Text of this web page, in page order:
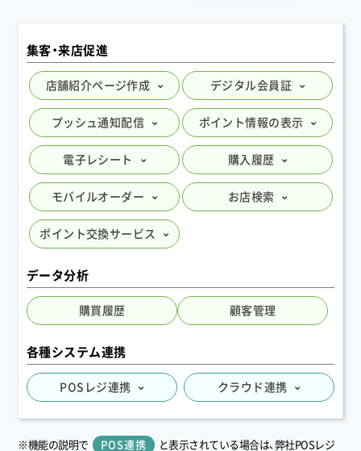
しました。
2025.11
レアル 星ヶ丘店様のサービスがスタートしました。
2025.11
レアル grande（グランデ）様のサービスがスタート
しました。
2025.11
ドライヘッドスパ専門店癒しーぷ立川店様のサービ
スがスタートしました。
新潟おむすび ゆかり様のサービスがスタートしまし
た。
2025.11
ました。
2025.11
Sake Bank HIROSHIMA様のサービスがスタートし
2025.11
集客・来店促進
店舗紹介ページ作成 デジタル会員証
プッシュ通知配信 ポイント情報の表示
電子レシート 購入履歴
モバイルオーダー お店検索
ポイント交換サービス
データ分析
購買履歴 顧客管理
各種システム連携
POSレジ連携 クラウド連携
※機能の説明で POS連携
と表示されている場合は、弊社POSレジ